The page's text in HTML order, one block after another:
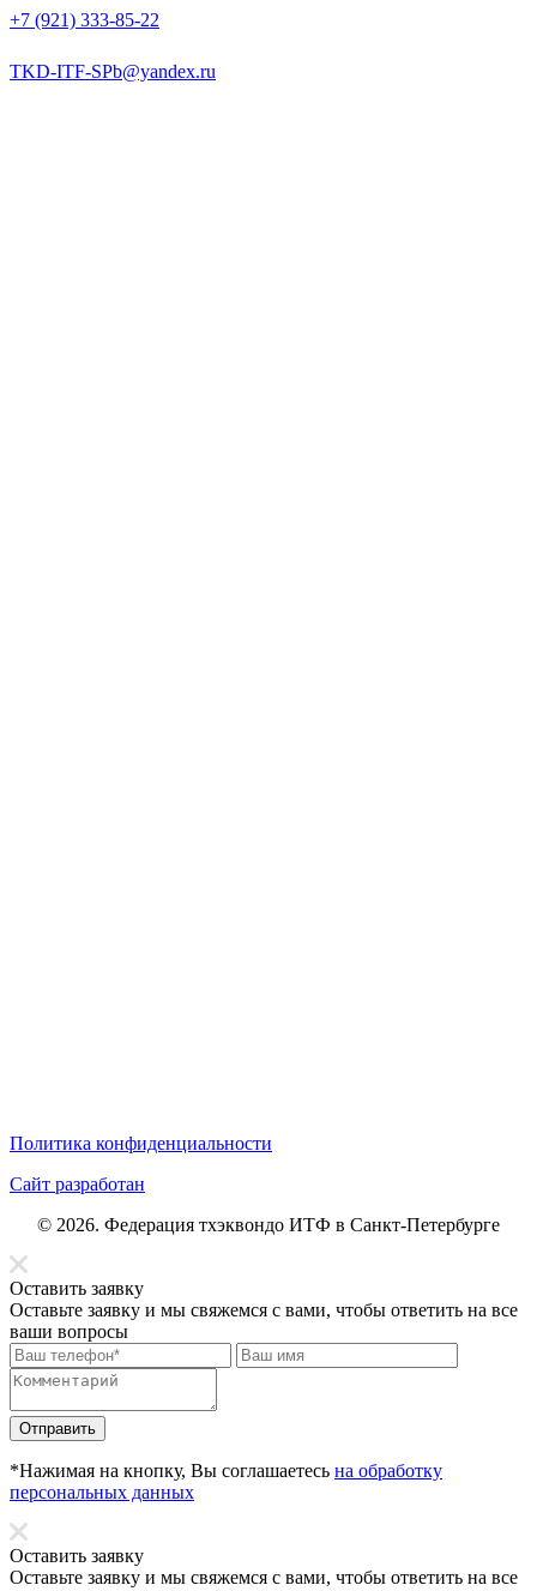
+7 (921) 333-85-22
TKD-ITF-SPb@yandex.ru
Политика конфиденциальности
Сайт разработан
© 2026. Федерация тхэквондо ИТФ в Санкт-Петербурге
Оставить заявку
Оставьте заявку и мы свяжемся с вами, чтобы ответить на все
ваши вопросы
Отправить
*Нажимая на кнопку, Вы соглашаетесь на обработку
персональных данных
Оставить заявку
Оставьте заявку и мы свяжемся с вами, чтобы ответить на все